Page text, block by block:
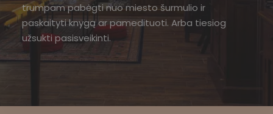
trumpam pabėgti nuo miesto šurmulio ir
paskaityti knygą ar pamedituoti. Arba tiesiog
užsukti pasisveikinti.